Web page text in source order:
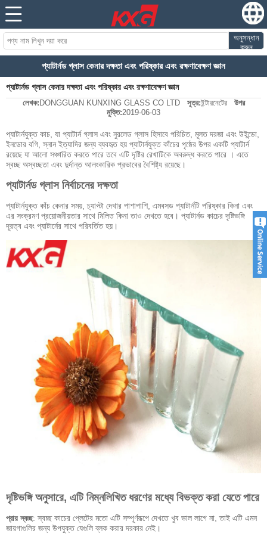
অনুসন্ধান
করুন
প্যাটার্নড গ্লাস কেনার দক্ষতা এবং পরিষ্কার এবং রক্ষণাবেক্ষণ জ্ঞান
প্যাটার্নড গ্লাস কেনার দক্ষতা এবং পরিষ্কার এবং রক্ষণাবেক্ষণ জ্ঞান
লেখক: DONGGUAN KUNXING GLASS CO LTD সূত্র:ইন্টারনেটের
উপর
মুক্তি:2019-06-03
প্যাটার্নযুক্ত কাচ, যা প্যাটার্ন গ্লাস এবং নুরলেড গ্লাস হিসাবে পরিচিত, মূলত দরজা এবং উইন্ডো,
ইনডোর বগি, স্নান ইত্যাদির জন্য ব্যবহৃত হয় প্যাটার্নযুক্ত কাঁচের পৃষ্ঠের উপর একটি প্যাটার্ন
রয়েছে যা আলো সঞ্চারিত করতে পারে তবে এটি দৃষ্টির রেখাটিকে অবরুদ্ধ করতে পারে । এতে
স্বচ্ছ অস্বচ্ছতা এবং দুর্দান্ত আলংকারিক প্রভাবের বৈশিষ্ট্য রয়েছে।
প্যাটার্নড গ্লাস নির্বাচনের দক্ষতা
প্যাটার্নযুক্ত কাঁচ কেনার সময়, চ্যাপ্টা দেখার পাশাপাশি, এমবসড প্যাটার্নটি পরিষ্কার কিনা এবং
এর সংক্রমণ প্রয়োজনীয়তার সাথে মিলিত কিনা তাও দেখতে হবে। প্যাটার্নড কাচের দৃষ্টিভঙ্গি
দূরত্ব এবং প্যাটার্নের সাথে পরিবর্তিত হয়।
দৃষ্টিভঙ্গি অনুসারে, এটি নিম্নলিখিত ধরণের মধ্যে বিভক্ত করা যেতে পারে
প্রায় স্বচ্ছ: স্বচ্ছ কাচের প্লেটের মতো এটি সম্পূর্ণরূপে দেখতে খুব ভাল লাগে না, তাই এটি এমন
জায়গাগুলির জন্য উপযুক্ত যেগুলি ব্লক করার দরকার নেই।